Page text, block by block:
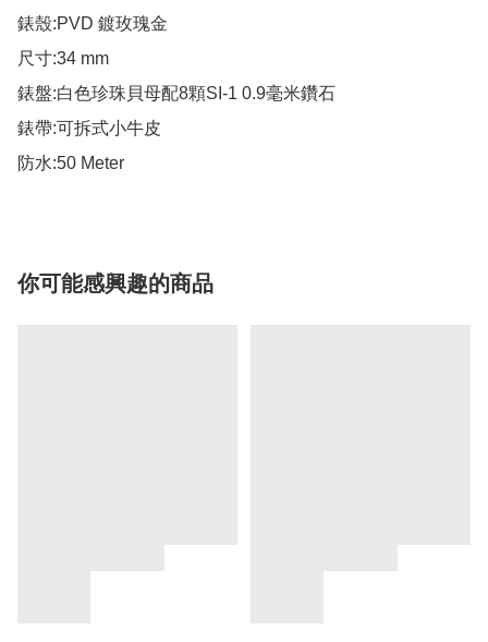
錶殼:PVD 鍍玫瑰金
尺寸:34 mm
錶盤:白色珍珠貝母配8顆SI-1 0.9毫米鑽石
錶帶:可拆式小牛皮
防水:50 Meter
你可能感興趣的商品